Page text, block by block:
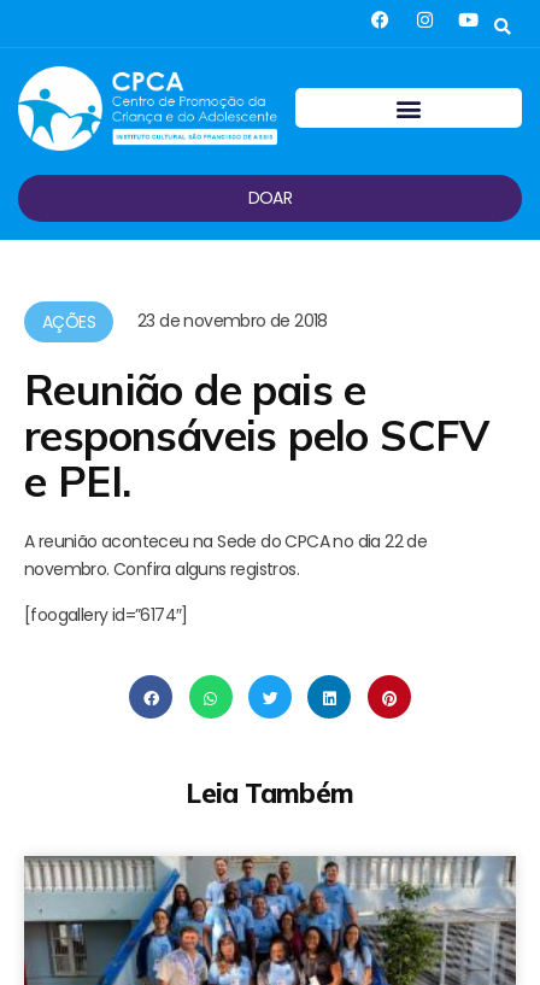
DOAR
AÇÕES 23 de novembro de 2018
Reunião de pais e
responsáveis pelo SCFV
e PEI.
A reunião aconteceu na Sede do CPCA no dia 22 de
novembro. Confira alguns registros.
[foogallery id=”6174″]
Leia Também